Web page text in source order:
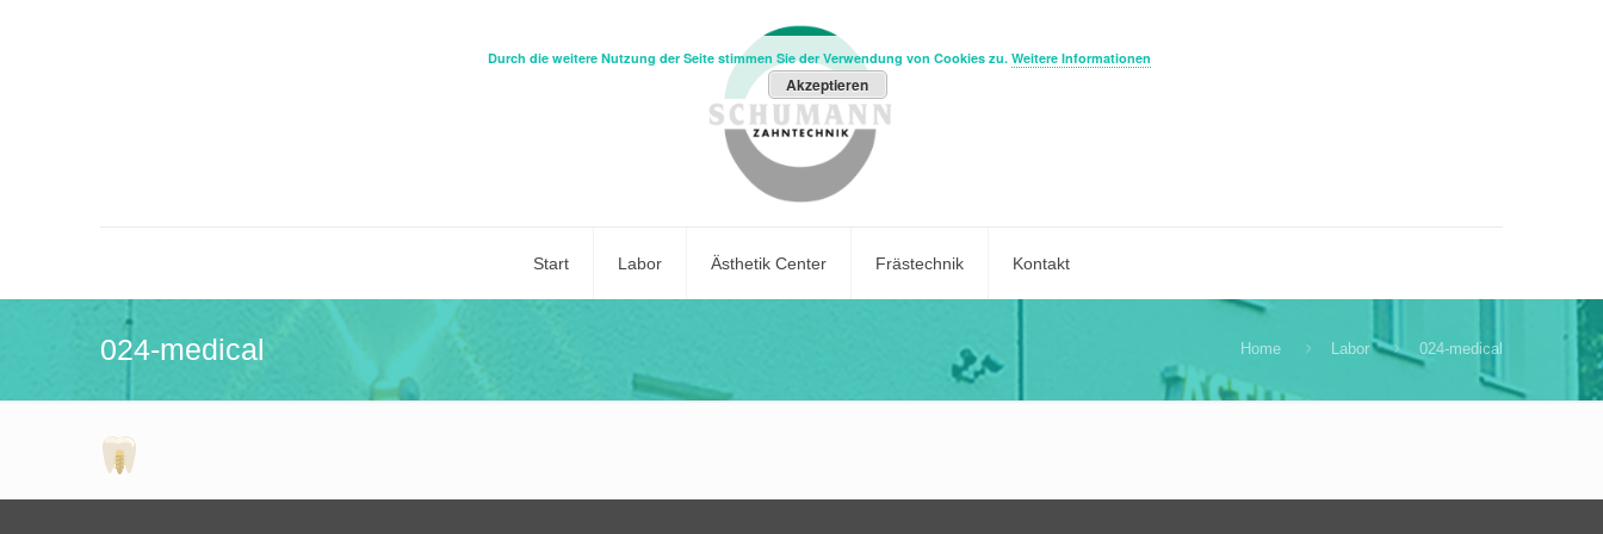
Start Labor Ästhetik Center Frästechnik Kontakt
024-medical Home Labor 024-medical
Durch die weitere Nutzung der Seite stimmen Sie der Verwendung von Cookies zu. Weitere Informationen
Akzeptieren